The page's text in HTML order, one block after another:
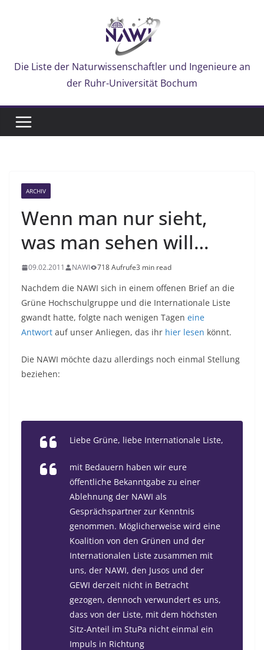
Die Liste der Naturwissenschaftler und Ingenieure an
der Ruhr-Universität Bochum
ARCHIV
Wenn man nur sieht,
was man sehen will…
09.02.2011 NAWI 718 Aufrufe3 min read
Nachdem die NAWI sich in einem offenen Brief an die
Grüne Hochschulgruppe und die Internationale Liste
gwandt hatte, folgte nach wenigen Tagen eine
Antwort auf unser Anliegen, das ihr hier lesen könnt.
Die NAWI möchte dazu allerdings noch einmal Stellung
beziehen:
Liebe Grüne, liebe Internationale Liste,
mit Bedauern haben wir eure
öffentliche Bekanntgabe zu einer
Ablehnung der NAWI als
Gesprächspartner zur Kenntnis
genommen. Möglicherweise wird eine
Koalition von den Grünen und der
Internationalen Liste zusammen mit
uns, der NAWI, den Jusos und der
GEWI derzeit nicht in Betracht
gezogen, dennoch verwundert es uns,
dass von der Liste, mit dem höchsten
Sitz-Anteil im StuPa nicht einmal ein
Impuls in Richtung